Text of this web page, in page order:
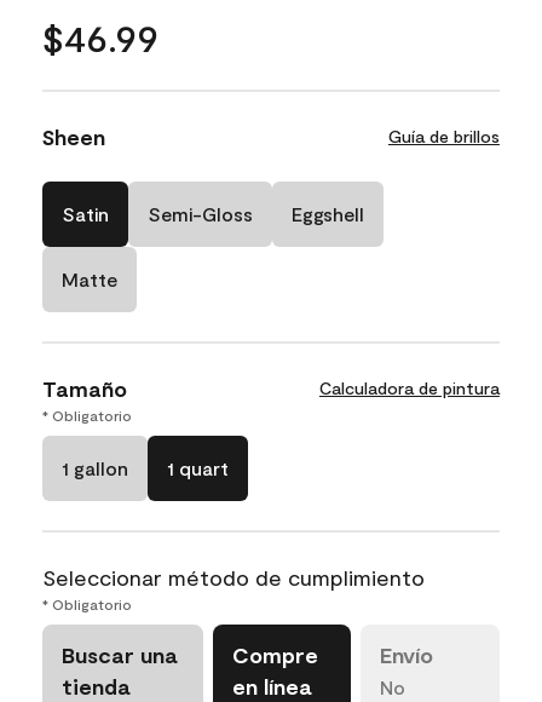
$46.99
Sheen Guía de brillos
Satin Semi-Gloss Eggshell
Matte
Tamaño Calculadora de pintura
* Obligatorio
1 gallon 1 quart
Seleccionar método de cumplimiento
* Obligatorio
Buscar una
tienda
Compre
en línea
Envío
No